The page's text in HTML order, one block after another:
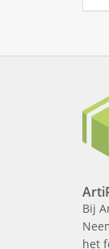
Bij
het